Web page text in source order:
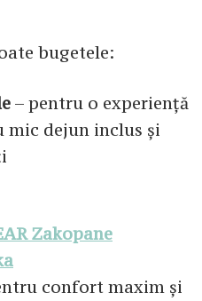
bugetele:
– pentru o experiență
mic dejun inclus și
Zakopane
confort maxim și